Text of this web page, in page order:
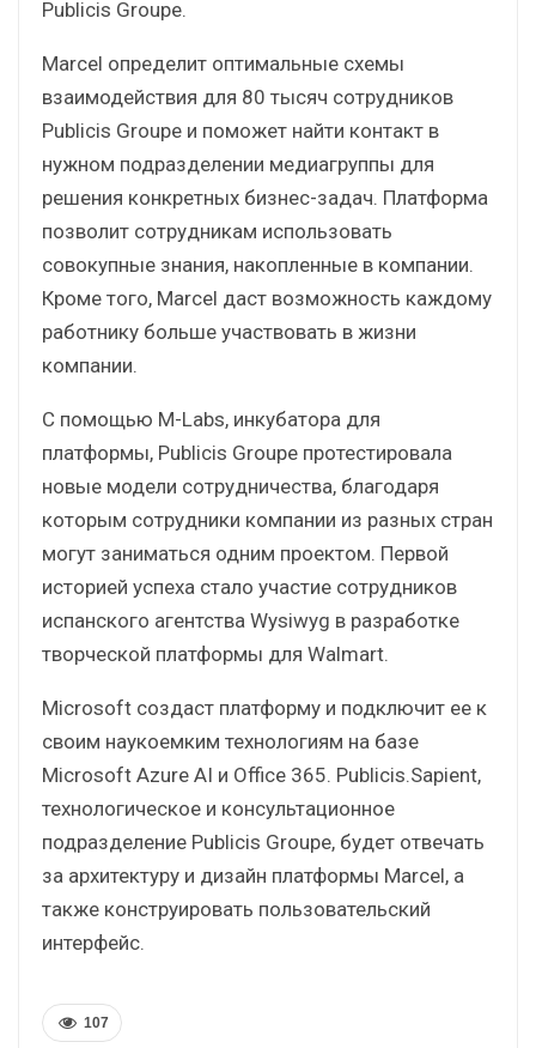
Publicis Groupe.
Marcel определит оптимальные схемы
взаимодействия для 80 тысяч сотрудников
Publicis Groupe и поможет найти контакт в
нужном подразделении медиагруппы для
решения конкретных бизнес-задач. Платформа
позволит сотрудникам использовать
совокупные знания, накопленные в компании.
Кроме того, Marcel даст возможность каждому
работнику больше участвовать в жизни
компании.
С помощью M-Labs, инкубатора для
платформы, Publicis Groupe протестировала
новые модели сотрудничества, благодаря
которым сотрудники компании из разных стран
могут заниматься одним проектом. Первой
историей успеха стало участие сотрудников
испанского агентства Wysiwyg в разработке
творческой платформы для Walmart.
Microsoft создаст платформу и подключит ее к
своим наукоемким технологиям на базе
Microsoft Azure AI и Office 365. Publicis.Sapient,
технологическое и консультационное
подразделение Publicis Groupe, будет отвечать
за архитектуру и дизайн платформы Marcel, а
также конструировать пользовательский
интерфейс.
107